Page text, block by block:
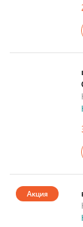
Акция